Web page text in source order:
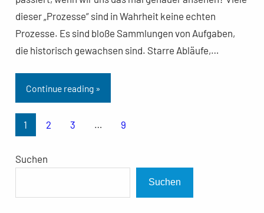
dieser „Prozesse“ sind in Wahrheit keine echten
Prozesse. Es sind bloße Sammlungen von Aufgaben,
die historisch gewachsen sind. Starre Abläufe,…
Continue reading »
1 2 3 … 9
Suchen
Suchen